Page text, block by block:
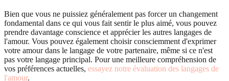
Bien que vous ne puissiez généralement pas forcer un changement
fondamental dans ce qui vous fait sentir le plus aimé, vous pouvez
prendre davantage conscience et apprécier les autres langages de
l'amour. Vous pouvez également choisir consciemment d'exprimer
votre amour dans le langage de votre partenaire, même si ce n'est
pas votre langage principal. Pour une meilleure compréhension de
vos préférences actuelles, essayez notre évaluation des langages de
l'amour.